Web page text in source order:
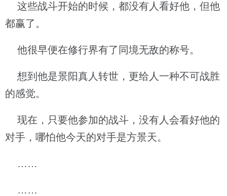
这些战斗开始的时候，都没有人看好他，但他
都赢了。
他很早便在修行界有了同境无敌的称号。
想到他是景阳真人转世，更给人一种不可战胜
的感觉。
现在，只要他参加的战斗，没有人会看好他的
对手，哪怕他今天的对手是方景天。
……
……